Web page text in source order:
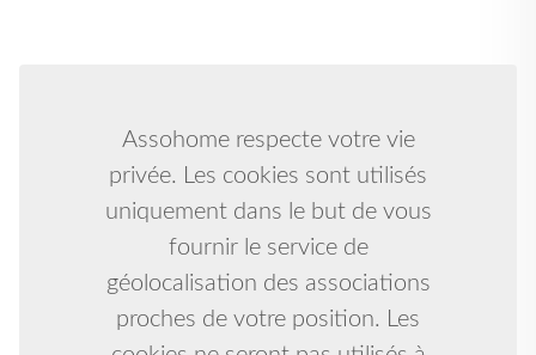
Assohome respecte votre vie
privée. Les cookies sont utilisés
uniquement dans le but de vous
fournir le service de
géolocalisation des associations
proches de votre position. Les